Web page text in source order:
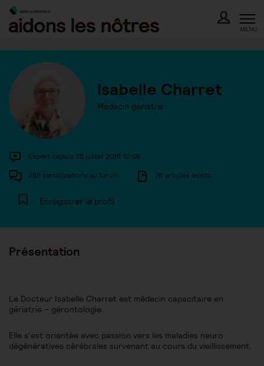
Skip
content
MENU
Isabelle Charret
Médecin gériatre
Expert depuis 25 juillet 2016 12:06
288 participations au forum 76 articles écrits
Enregistrer le profil
Présentation
Le Docteur Isabelle Charret est médecin capacitaire en
gériatrie – gérontologie.
Elle s’est orientée avec passion vers les maladies neuro
dégénératives cérébrales survenant au cours du vieillissement.